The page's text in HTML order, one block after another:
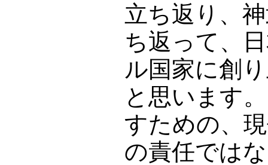
立ち返り、
ち返って、
ル国家に創
と思います
すための、
の責任では